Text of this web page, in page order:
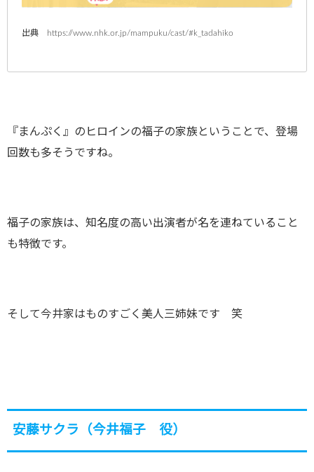
出典 https://www.nhk.or.jp/mampuku/cast/#k_tadahiko
『まんぷく』のヒロインの福子の家族ということで、登場
回数も多そうですね。
福子の家族は、知名度の高い出演者が名を連ねていること
も特徴です。
そして今井家はものすごく美人三姉妹です 笑
安藤サクラ（今井福子 役）